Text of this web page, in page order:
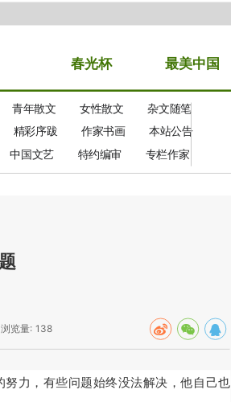
春光杯 最美中国
青年散文 女性散文 杂文随笔
精彩序跋 作家书画 本站公告
中国文艺 特约编审 专栏作家
浏览量: 138
力，有些问题始终没法解决，他自己也